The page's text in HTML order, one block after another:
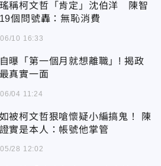
稱柯文哲「肯定」沈伯洋 陳智
個問號轟：無恥消費
10 16:33
曝「第一個月就想離職」! 揭政
真實一面
04 11:24
被柯文哲狠嗆懷疑小編搞鬼！ 陳
實是本人：帳號他掌管
28 12:02